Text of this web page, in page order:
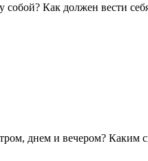
Как должен вести
днем и вечером? Каким